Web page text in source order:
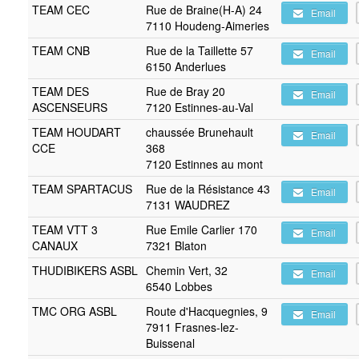
TEAM CEC
Rue de Braine(H-A) 24
7110 Houdeng-Aimeries
Email
TEAM CNB
Rue de la Taillette 57
6150 Anderlues
Email
TEAM DES
ASCENSEURS
Rue de Bray 20
7120 Estinnes-au-Val
Email
TEAM HOUDART
CCE
chaussée Brunehault
368
7120 Estinnes au mont
Email
TEAM SPARTACUS
Rue de la Résistance 43
7131 WAUDREZ
Email
TEAM VTT 3
CANAUX
Rue Emile Carlier 170
7321 Blaton
Email
THUDIBIKERS ASBL Chemin Vert, 32
6540 Lobbes
Email
TMC ORG ASBL
Route d'Hacquegnies, 9
7911 Frasnes-lez-
Buissenal
Email